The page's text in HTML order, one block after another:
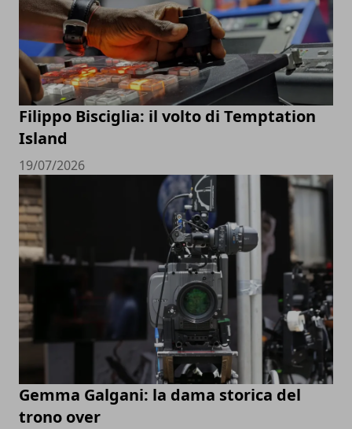
Filippo Bisciglia: il volto di Temptation
Island
19/07/2026
Gemma Galgani: la dama storica del
trono over